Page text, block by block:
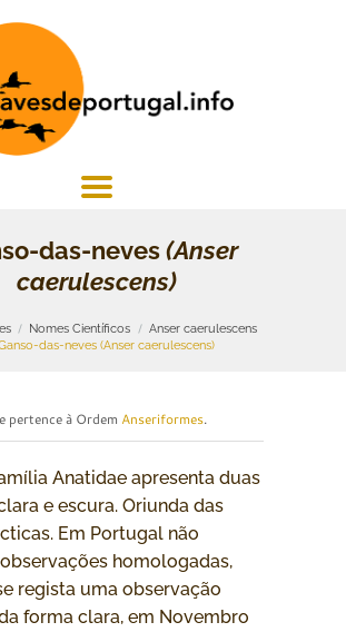
das-neves(Anser
caerulescens)
Nomes Científicos
Anser caerulescens
das-neves (Anser caerulescens)
pertence à Ordem Anseriformes.
Anatidae apresenta duas
e escura. Oriunda das
Em Portugal não
homologadas,
regista uma observação
forma clara, em Novembro